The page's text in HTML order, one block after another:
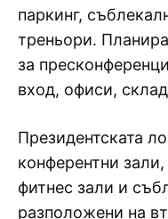
паркинг,
треньори.
за
вход, офиси,
Президентската
конферентни
фитнес зали и
разположени на